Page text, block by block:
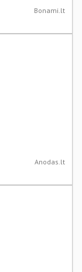
Bonami.lt
Anodas.lt